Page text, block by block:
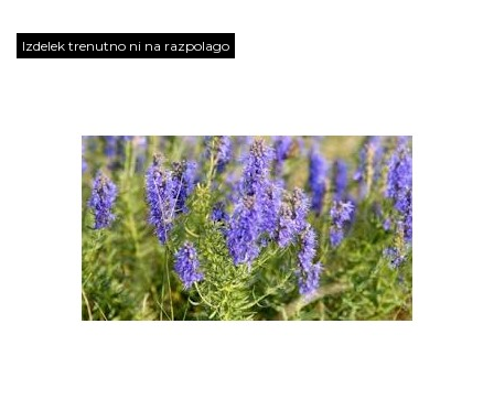
Izdelek trenutno ni na razpolago